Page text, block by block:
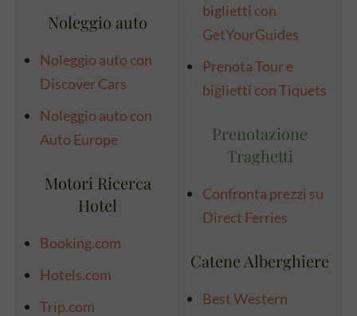
Noleggio auto
Noleggio auto con
Discover Cars
Noleggio auto con
Auto Europe
Motori Ricerca
Hotel
Booking.com
Hotels.com
Trip.com
biglietti con
GetYourGuides
Prenota Tour e
biglietti con Tiquets
Prenotazione
Traghetti
Confronta prezzi su
Direct Ferries
Catene Alberghiere
Best Western